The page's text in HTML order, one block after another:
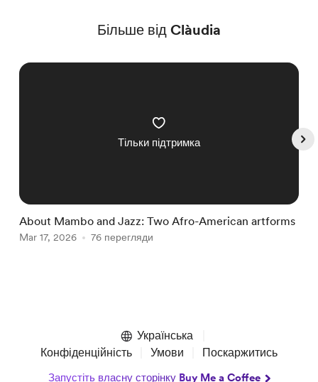
Більше від Clàudia
Тільки підтримка
About Mambo and Jazz: Two Afro-American artforms
Mar 17, 2026 76 перегляди
Українська
Конфіденційність
Умови Поскаржитись
Запустіть власну сторінку Buy Me a Coffee